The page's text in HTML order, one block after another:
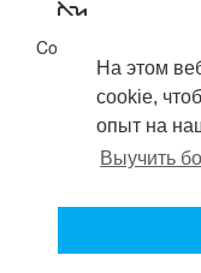
На этом
cookie,
опыт на
Выучить
На данный
Copyright © 2026 .
Условия
политика
О нас